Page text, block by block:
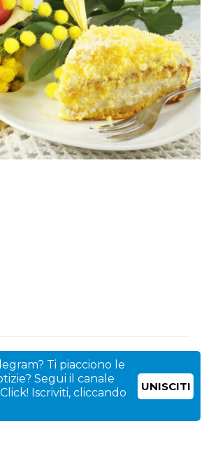
Ti piacciono le
Segui il canale
Iscriviti, cliccando
UNISCITI